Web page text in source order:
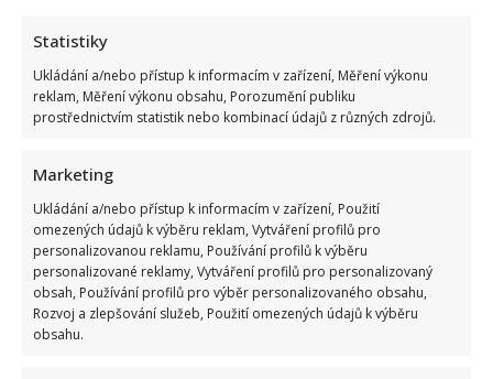
Statistiky
Ukládání a/nebo přístup k informacím v zařízení, Měření výkonu
reklam, Měření výkonu obsahu, Porozumění publiku
prostřednictvím statistik nebo kombinací údajů z různých zdrojů.
Marketing
Ukládání a/nebo přístup k informacím v zařízení, Použití
omezených údajů k výběru reklam, Vytváření profilů pro
personalizovanou reklamu, Používání profilů k výběru
personalizované reklamy, Vytváření profilů pro personalizovaný
obsah, Používání profilů pro výběr personalizovaného obsahu,
Rozvoj a zlepšování služeb, Použití omezených údajů k výběru
obsahu.
Karel Heřmánek. O jeho smrti informovala o den...
VíceRead
more
about
a
divadelní
svět
smutní
–
Zemřel
Karel
Heřmánek